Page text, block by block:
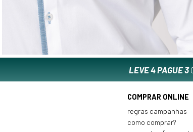
LEVE 4 PAGUE 3
COMPRAR ONLINE
regras campanhas
como comprar?